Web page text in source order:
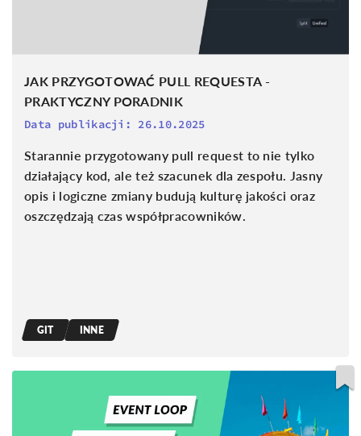
JAK PRZYGOTOWAĆ PULL REQUESTA -
PRAKTYCZNY PORADNIK
Data publikacji: 26.10.2025
Starannie przygotowany pull request to nie tylko
działający kod, ale też szacunek dla zespołu. Jasny
opis i logiczne zmiany budują kulturę jakości oraz
oszczędzają czas współpracowników.
GIT INNE